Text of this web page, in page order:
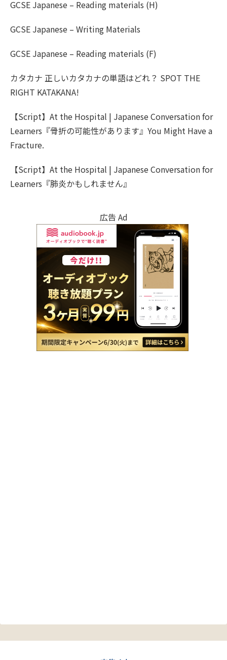
GCSE Japanese – Reading materials (H)
GCSE Japanese – Writing Materials
GCSE Japanese – Reading materials (F)
カタカナ 正しいカタカナの単語はどれ？ SPOT THE
RIGHT KATAKANA!
【Script】At the Hospital | Japanese Conversation for
Learners『骨折の可能性があります』You Might Have a
Fracture.
【Script】At the Hospital | Japanese Conversation for
Learners『肺炎かもしれません』
広告 Ad